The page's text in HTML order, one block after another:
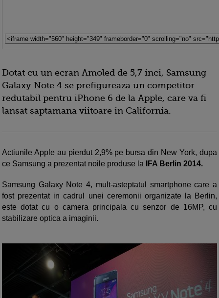
Dotat cu un ecran Amoled de 5,7 inci, Samsung
Galaxy Note 4 se prefigureaza un competitor
redutabil pentru iPhone 6 de la Apple, care va fi
lansat saptamana viitoare in California.
Actiunile Apple au pierdut 2,9% pe bursa din New York, dupa
ce Samsung a prezentat noile produse la
IFA Berlin 2014.
Samsung Galaxy Note 4, mult-asteptatul smartphone care a
fost prezentat in cadrul unei ceremonii organizate la Berlin,
este dotat cu o camera principala cu senzor de 16MP, cu
stabilizare optica a imaginii.